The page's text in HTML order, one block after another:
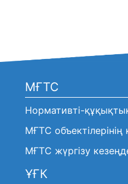
МҒТС
Нормативті-
МҒТС
МҒТС жүргізу
ҰҒК